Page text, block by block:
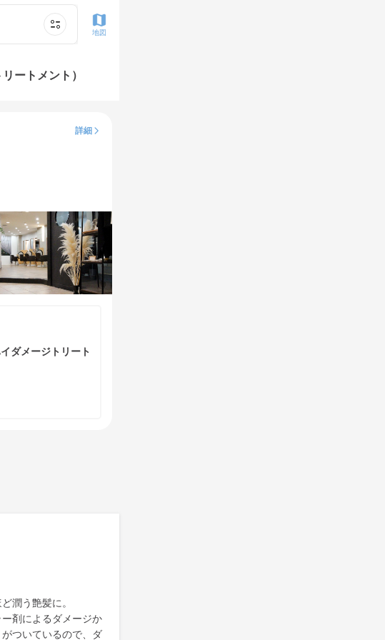
地図
ートメント）
詳細
ダメージトリート
潤う艶髪に。
剤によるダメージか
ついているので、ダ